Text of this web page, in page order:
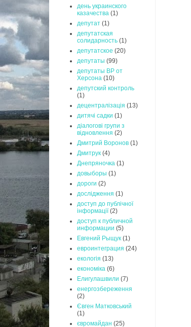
день украинского
казачества (1)
депутат (1)
депутатская
солидарность (1)
депутатское (20)
депутаты (99)
депутаты ВР от
Херсона (10)
депутский контроль
(1)
децентралізація (13)
дитячі садки (1)
діалогові групи з
відновлення (2)
Дмитрий Воронов (1)
Дмитрук (4)
Днепряночка (1)
довыборы (1)
дороги (2)
дослідження (1)
доступ до публічної
інформації (2)
доступ к публичной
информации (5)
Евгений Рыщук (1)
евроинтеграция (24)
екологія (13)
економіка (6)
Елигулашвили (7)
енергозбереження
(2)
Євген Матковський
(1)
євромайдан (25)